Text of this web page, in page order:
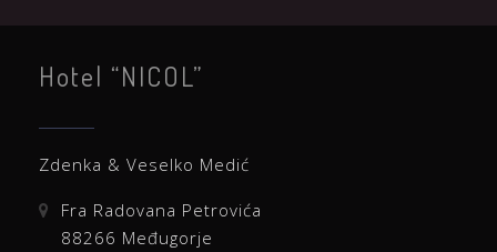
Hotel “NICOL”
Zdenka & Veselko Medić
Fra Radovana Petrovića
88266 Međugorje